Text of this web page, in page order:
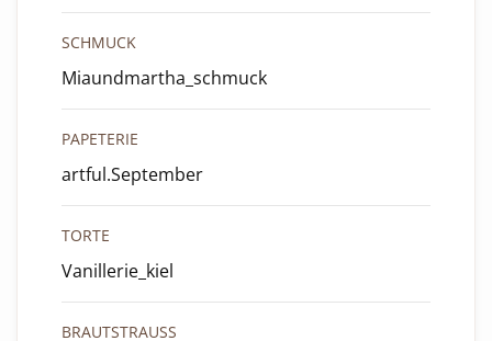
SCHMUCK
Miaundmartha_schmuck
PAPETERIE
artful.September
TORTE
Vanillerie_kiel
BRAUTSTRAUSS